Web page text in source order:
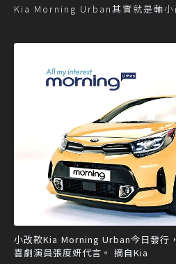
Kia Morning Urban其實就是輛小
小改款Kia Morning Urban今日發行
喜劇演員張度妍代言。 摘自Kia